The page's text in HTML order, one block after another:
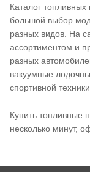
Каталог
большой выбор
разных видов. На
ассортиментом и
разных
вакуумные
спортивной техники.
Купить топливные
несколько минут,